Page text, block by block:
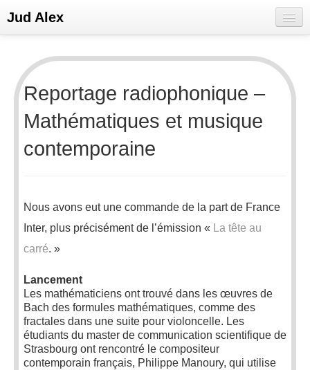
Jud Alex
E-CV
Portfolio
Reportage radiophonique –
Mathématiques et musique
contemporaine
Nous avons eut une commande de la part de France
Inter, plus précisément de l’émission «
La tête au
carré. »
Lancement
Les mathématiciens ont trouvé dans les œuvres de
Bach des formules mathématiques, comme des
fractales dans une suite pour violoncelle. Les
étudiants du master de communication scientifique de
Strasbourg ont rencontré le compositeur
contemporain français, Philippe Manoury, qui utilise